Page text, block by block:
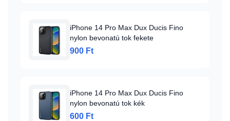
iPhone 14 Pro Max Dux Ducis Fino
nylon bevonatú tok fekete
900 Ft
iPhone 14 Pro Max Dux Ducis Fino
nylon bevonatú tok kék
600 Ft